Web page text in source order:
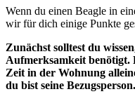
Wenn du einen Beagle in
wir für dich einige Punkte
Zunächst solltest du
Aufmerksamkeit benötigt.
Zeit in der Wohnung
du bist seine Bezugsperson.